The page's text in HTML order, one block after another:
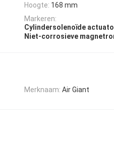
Hoogte: 168 mm
Markeren:
Cylindersolenoïde
Niet-corrosieve
Merknaam: Air Giant